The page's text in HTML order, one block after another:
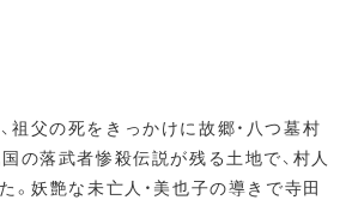
祖父の死をきっかけに故郷・八つ墓村
の落武者惨殺伝説が残る土地で、村人
。妖艶な未亡人・美也子の導きで寺田